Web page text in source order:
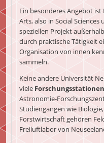
Ein besonderes Angebot ist
Arts, also in Social
speziellen Projekt
durch praktische Tätigkeit
Organisation von innen
sammeln.
Keine andere Universität
viele Forschungsstationen
Astronomie-
Studiengängen wie
Forstwirtschaft gehören
Freiluftlabor von